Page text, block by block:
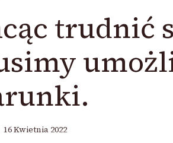
trudnić
16 Kwietnia 2022